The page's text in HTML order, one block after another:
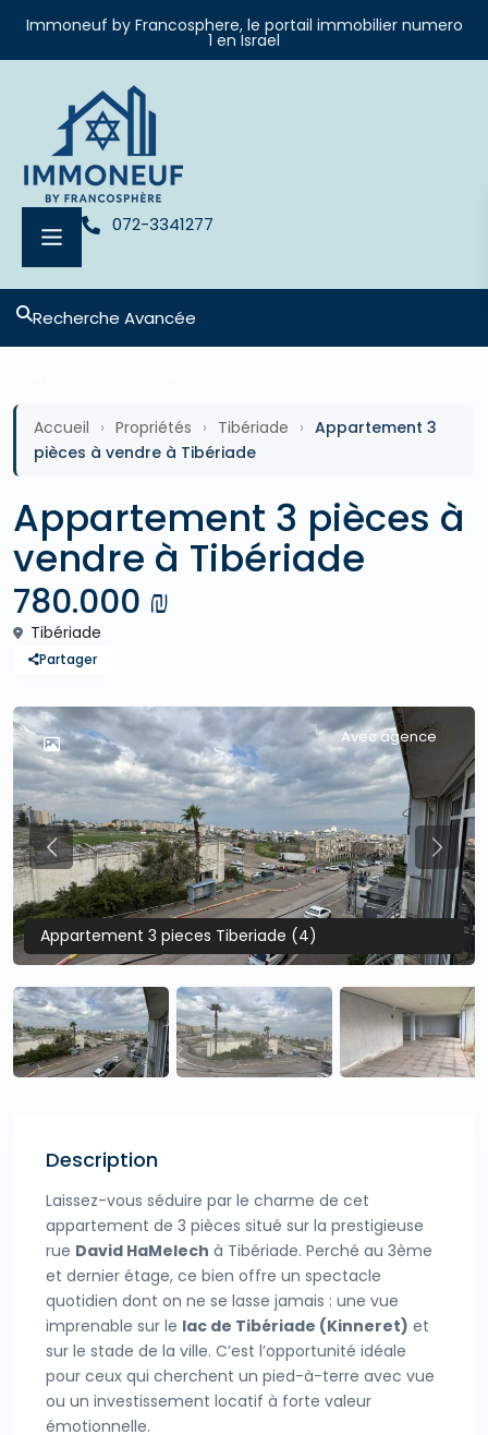
Immoneuf by Francosphere, le portail immobilier numero
1 en Israel
072-3341277
Recherche Avancée
Accueil › Propriétés › Tibériade › Appartement 3
pièces à vendre à Tibériade
Appartement 3 pièces à
vendre à Tibériade
780.000 ₪
Tibériade
Partager
Avec agence
Appartement 3 pieces Tiberiade (4)
Previous
Description
Laissez-vous séduire par le charme de cet
appartement de 3 pièces situé sur la prestigieuse
rue David HaMelech à Tibériade. Perché au 3ème
et dernier étage, ce bien offre un spectacle
quotidien dont on ne se lasse jamais : une vue
imprenable sur le lac de Tibériade (Kinneret) et
sur le stade de la ville. C’est l’opportunité idéale
pour ceux qui cherchent un pied-à-terre avec vue
ou un investissement locatif à forte valeur
émotionnelle.